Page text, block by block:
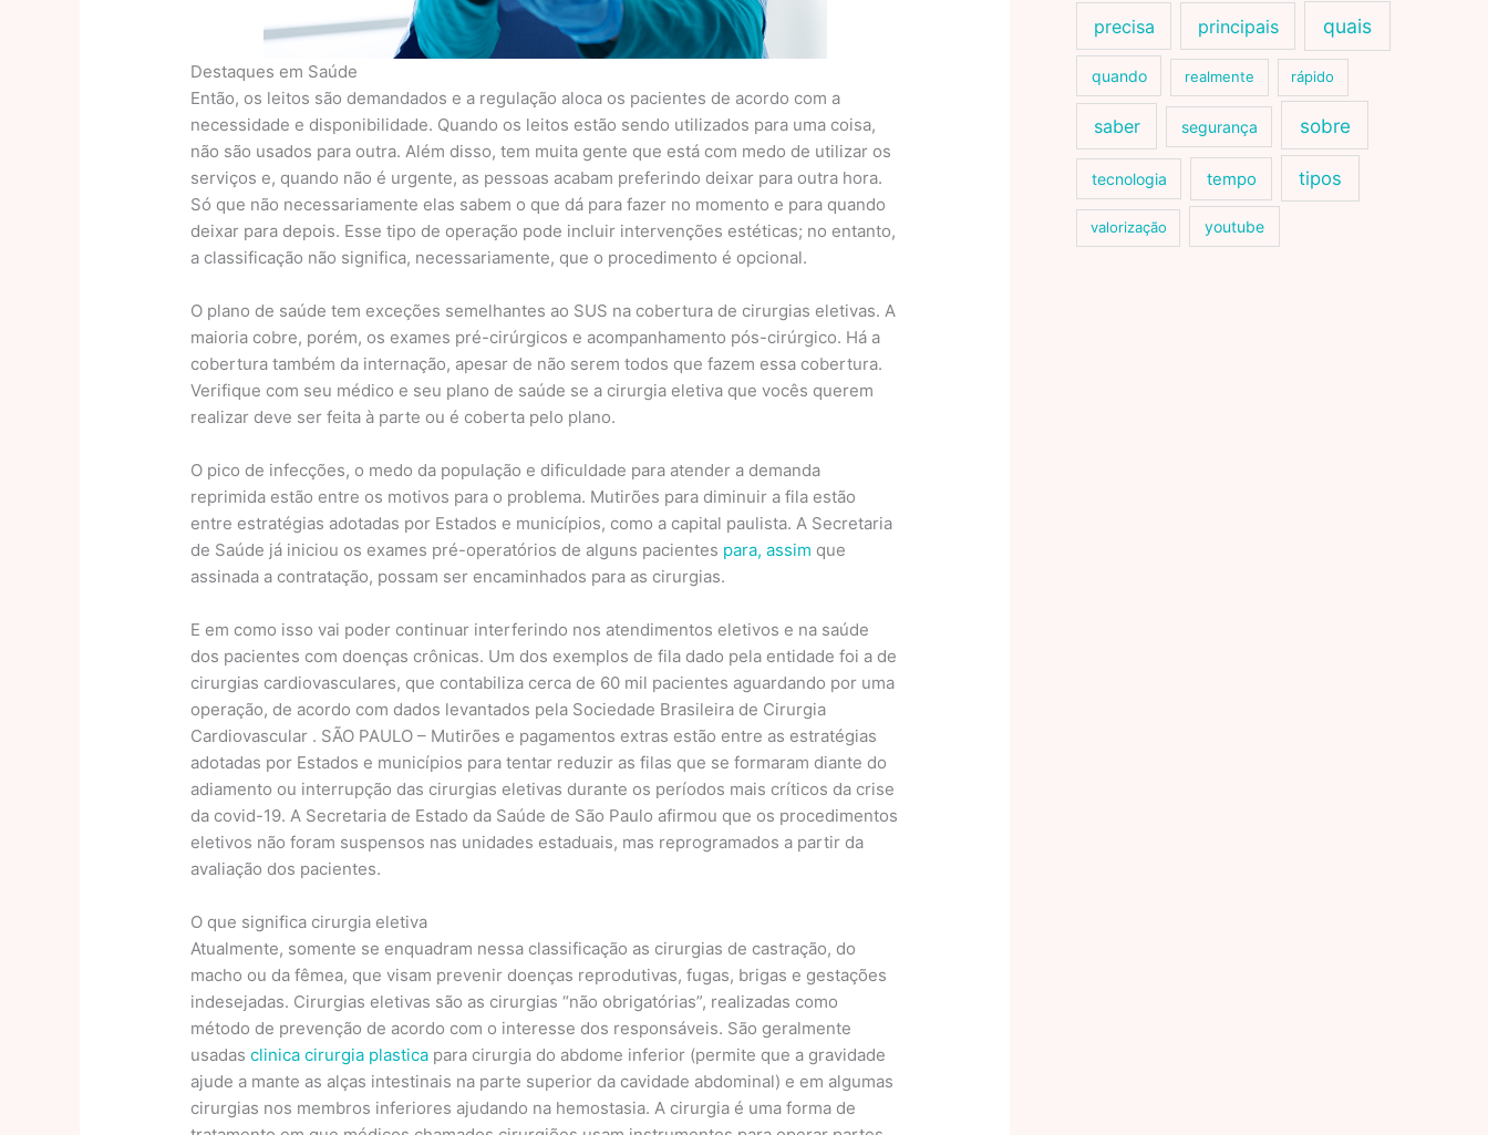
Destaques em Saúde
Então, os leitos são demandados e a regulação aloca os pacientes de acordo com a
necessidade e disponibilidade. Quando os leitos estão sendo utilizados para uma coisa,
não são usados para outra. Além disso, tem muita gente que está com medo de utilizar os
serviços e, quando não é urgente, as pessoas acabam preferindo deixar para outra hora.
Só que não necessariamente elas sabem o que dá para fazer no momento e para quando
deixar para depois. Esse tipo de operação pode incluir intervenções estéticas; no entanto,
a classificação não significa, necessariamente, que o procedimento é opcional.
O plano de saúde tem exceções semelhantes ao SUS na cobertura de cirurgias eletivas. A
maioria cobre, porém, os exames pré-cirúrgicos e acompanhamento pós-cirúrgico. Há a
cobertura também da internação, apesar de não serem todos que fazem essa cobertura.
Verifique com seu médico e seu plano de saúde se a cirurgia eletiva que vocês querem
realizar deve ser feita à parte ou é coberta pelo plano.
O pico de infecções, o medo da população e dificuldade para atender a demanda
reprimida estão entre os motivos para o problema. Mutirões para diminuir a fila estão
entre estratégias adotadas por Estados e municípios, como a capital paulista. A Secretaria
de Saúde já iniciou os exames pré-operatórios de alguns pacientes para, assim que
assinada a contratação, possam ser encaminhados para as cirurgias.
E em como isso vai poder continuar interferindo nos atendimentos eletivos e na saúde
dos pacientes com doenças crônicas. Um dos exemplos de fila dado pela entidade foi a de
cirurgias cardiovasculares, que contabiliza cerca de 60 mil pacientes aguardando por uma
operação, de acordo com dados levantados pela Sociedade Brasileira de Cirurgia
Cardiovascular . SÃO PAULO – Mutirões e pagamentos extras estão entre as estratégias
adotadas por Estados e municípios para tentar reduzir as filas que se formaram diante do
adiamento ou interrupção das cirurgias eletivas durante os períodos mais críticos da crise
da covid-19. A Secretaria de Estado da Saúde de São Paulo afirmou que os procedimentos
eletivos não foram suspensos nas unidades estaduais, mas reprogramados a partir da
avaliação dos pacientes.
O que significa cirurgia eletiva
Atualmente, somente se enquadram nessa classificação as cirurgias de castração, do
macho ou da fêmea, que visam prevenir doenças reprodutivas, fugas, brigas e gestações
indesejadas. Cirurgias eletivas são as cirurgias “não obrigatórias”, realizadas como
método de prevenção de acordo com o interesse dos responsáveis. São geralmente
usadasclinica cirurgia plastica para cirurgia do abdome inferior (permite que a gravidade
ajude a mante as alças intestinais na parte superior da cavidade abdominal) e em algumas
cirurgias nos membros inferiores ajudando na hemostasia. A cirurgia é uma forma de
precisa principais quais
quando realmente rápido
saber segurança sobre
tecnologia tempo tipos
valorização youtube